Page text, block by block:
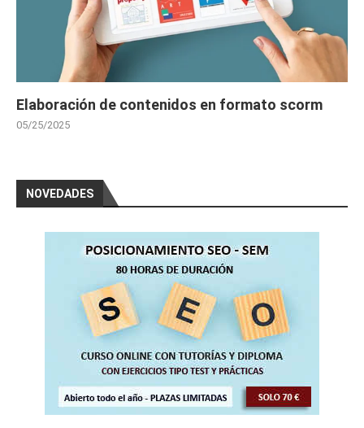
Elaboración de contenidos en formato scorm
05/25/2025
NOVEDADES